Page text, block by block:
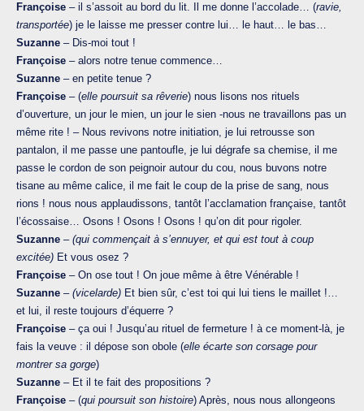
Françoise – il s’assoit au bord du lit. Il me donne l’accolade… (ravie,
transportée) je le laisse me presser contre lui… le haut… le bas…
Suzanne – Dis-moi tout !
Françoise – alors notre tenue commence…
Suzanne – en petite tenue ?
Françoise – (elle poursuit sa rêverie) nous lisons nos rituels
d’ouverture, un jour le mien, un jour le sien -nous ne travaillons pas un
même rite ! – Nous revivons notre initiation, je lui retrousse son
pantalon, il me passe une pantoufle, je lui dégrafe sa chemise, il me
passe le cordon de son peignoir autour du cou, nous buvons notre
tisane au même calice, il me fait le coup de la prise de sang, nous
rions ! nous nous applaudissons, tantôt l’acclamation française, tantôt
l’écossaise… Osons ! Osons ! Osons ! qu’on dit pour rigoler.
Suzanne – (qui commençait à s’ennuyer, et qui est tout à coup
excitée) Et vous osez ?
Françoise – On ose tout ! On joue même à être Vénérable !
Suzanne – (vicelarde) Et bien sûr, c’est toi qui lui tiens le maillet !…
et lui, il reste toujours d’équerre ?
Françoise – ça oui ! Jusqu’au rituel de fermeture ! à ce moment-là, je
fais la veuve : il dépose son obole (elle écarte son corsage pour
montrer sa gorge)
Suzanne – Et il te fait des propositions ?
Françoise – (qui poursuit son histoire) Après, nous nous allongeons